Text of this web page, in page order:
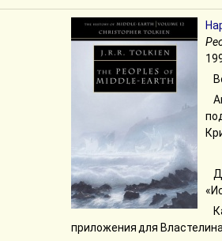
приложения для